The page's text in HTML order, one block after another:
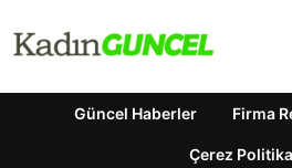
Güncel Haberler Firma
Çerez